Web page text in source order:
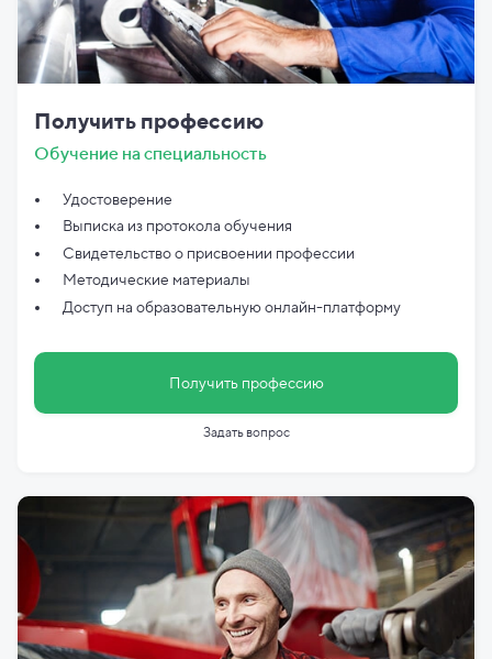
Получить профессию
Обучение на специальность
Удостоверение
Выписка из протокола обучения
Свидетельство о присвоении профессии
Методические материалы
Доступ на образовательную онлайн-платформу
Получить профессию
Задать вопрос